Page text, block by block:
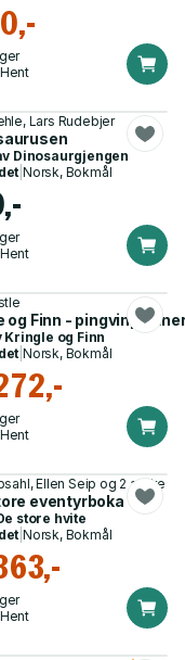
Lars Rudebjer
Dinosaurgjengen
|Norsk, Bokmål
og Finn -
Kringle og Finn
|Norsk, Bokmål
Ellen Seip og 2 andre
eventyrboka
store hvite
|Norsk, Bokmål